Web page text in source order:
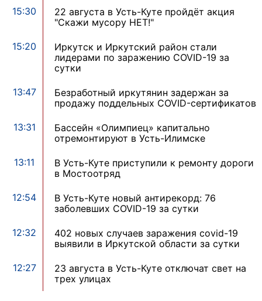
15:30
22 августа в Усть-Куте пройдёт акция
"Скажи мусору НЕТ!"
15:20
Иркутск и Иркутский район стали
лидерами по заражению COVID-19 за
сутки
13:47
Безработный иркутянин задержан за
продажу поддельных COVID-сертификатов
13:31
Бассейн «Олимпиец» капитально
отремонтируют в Усть-Илимске
13:11
В Усть-Куте приступили к ремонту дороги
в Мостоотряд
12:54
В Усть-Куте новый антирекорд: 76
заболевших COVID-19 за сутки
12:32
402 новых случаев заражения covid-19
выявили в Иркутской области за сутки
12:27
23 августа в Усть-Куте отключат свет на
трех улицах